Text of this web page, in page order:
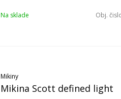
Na sklade Obj.
Mikiny
Mikina Scott defined light